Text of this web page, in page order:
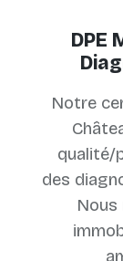
DPE
Notre
qualité/
des